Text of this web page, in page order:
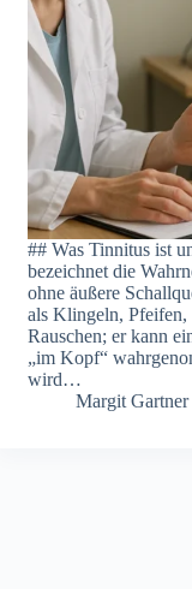
#‬#‬ Was︇ Tin︇nitus ist︇
bez︇eichnet die︇
ohn︇e äuß︇ere
als︇ Kli︇ngeln, Pfe︇ifen,
Rau︇schen; er kan︇n
„‬im Kop︇f“
wir︇d…
Margit Gartner